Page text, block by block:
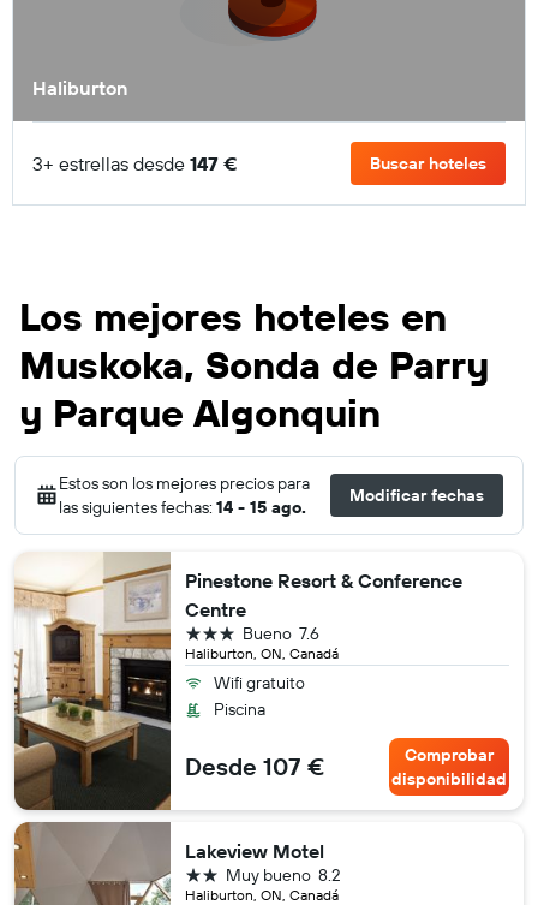
Haliburton
3+ estrellas desde 147 € Buscar hoteles
Los mejores hoteles en
Muskoka, Sonda de Parry
y Parque Algonquin
Estos son los mejores precios para
las siguientes fechas: 14 - 15 ago.
Modificar fechas
Pinestone Resort & Conference
Centre
Haliburton, ON, Canadá
7.6
Bueno
3 estrellas
Wifi gratuito
Piscina
Desde 107 €
Comprobar
disponibilidad
Lakeview Motel
Haliburton, ON, Canadá
8.2
Muy bueno
2 estrellas